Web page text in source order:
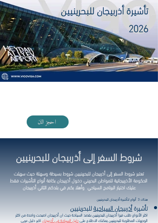
تأشيرة أذربيجان للبحرينيين
2026
احجز الان
شروط السفر إلى أذربيجان للبحرينيين
تعتبر شروط السفر إلى أذربيجانللبحرينيينشروط بسيطة وسهلة حيث سهلت
الحكومة الأذربيجانية للمواطن البحريني دخول أذربيجان بكافة أنواع التأشيرات فقط
عليك اختيار البرنامج السياحي وأهلا بكم في بلدكم الثاني أذربيجان
هناك 3 أنواع لتأشيرة أذربيجان للبحرينيين
تأشيرةأذربيجان السياحيةللبحرينيين
اكثر الأنواع طلب فيزا أذربيجان للبحرينيين بقصد السياحة حيث ان أذربيجان اصبحت واحدة من اكثر
الوجهات المطلوبة للبحرينيين يمكنك الاطلاع علىدليل السياحة في أذربيجاناكبر دليل عربي